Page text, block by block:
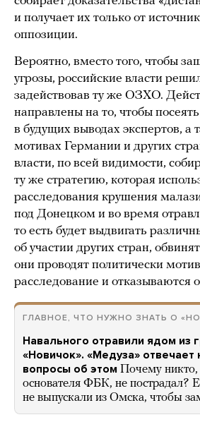
и получает их только от
оппозиции.
Вероятно, вместо того, чтобы
угрозы, российские власти
задействовав ту же ОЗХО.
направлены на то, чтобы
в будущих выводах экспертов, а
мотивах Германии и других
власти, по всей видимости,
ту же стратегию, которая
расследования крушения
под Донецком и во время
то есть будет выдвигать
об участии других стран,
они проводят политически
расследование и отказываются
ГЛАВНОЕ, ЧТО НУЖНО ЗНАТЬ О
Навального отравили ядом из
«Новичок». «Медуза» отвечает
вопросы об этом Почему
основателя ФБК, не пострадал?
не выпускали из Омска, чтобы